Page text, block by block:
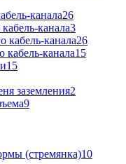
канала26
канала3
кабель-канала26
кабель-канала15
15
заземления2
9
(стремянка)10